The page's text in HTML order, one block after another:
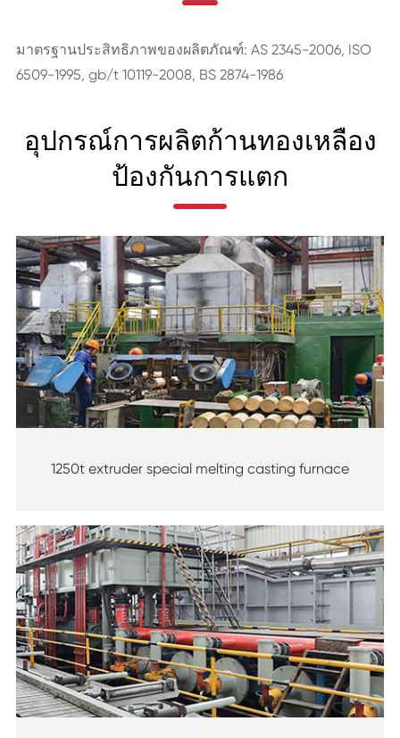
มาตรฐานประสิทธิภาพของผลิตภัณฑ์: AS 2345-2006, ISO
6509-1995, gb/t 10119-2008, BS 2874-1986
อุปกรณ์การผลิตก้านทองเหลือง
ป้องกันการแตก
1250t extruder special melting casting furnace